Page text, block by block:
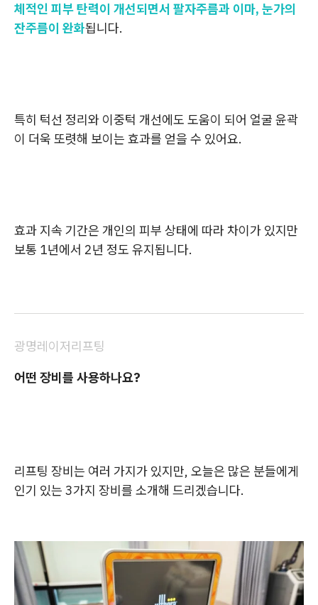
체적인 피부 탄력이 개선되면서 팔자주름과 이마, 눈가의
잔주름이 완화됩니다.
특히 턱선 정리와 이중턱 개선에도 도움이 되어 얼굴 윤곽
이 더욱 또렷해 보이는 효과를 얻을 수 있어요.
효과 지속 기간은 개인의 피부 상태에 따라 차이가 있지만
보통 1년에서 2년 정도 유지됩니다.
광명레이저리프팅
어떤 장비를 사용하나요?
리프팅 장비는 여러 가지가 있지만, 오늘은 많은 분들에게
인기 있는 3가지 장비를 소개해 드리겠습니다.